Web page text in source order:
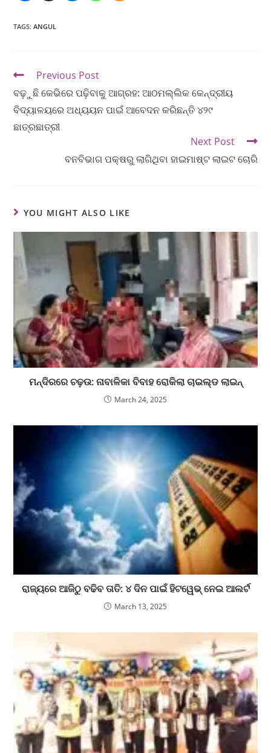
TAGS:ANGUL
Previous Post
ବଢ଼ୁଛି କେଭିରେ ପଢ଼ିବାକୁ ଆଗ୍ରହ: ଆଠମଲ୍ଲିକ କେନ୍ଦ୍ରୀୟ
ବିଦ୍ୟାଳୟରେ ଅଧ୍ୟୟନ ପାଇଁ ଆବେଦନ କରିଛନ୍ତି ୪୨୯
ଛାତ୍ରଛାତ୍ରୀ
Next Post
ବନବିଭାଗ ପକ୍ଷରୁ ଲାଗିଥିବା ହାଇମାଷ୍ଟ ଲାଇଟ ଚୋରି
YOU MIGHT ALSO LIKE
ମନ୍ଦିରରେ ଚଢ଼ଉ: ନାବାଳିକା ବିବାହ ରୋକିଲା ଚାଇଲ୍ଡ ଲାଇନ୍
March 24, 2025
ରାଜ୍ୟରେ ଆଜିଠୁ ବଢିବ ତାତି: ୪ ଦିନ ପାଇଁ ହିଟୱେଭ୍ ନେଇ ଆଲର୍ଟ
March 13, 2025